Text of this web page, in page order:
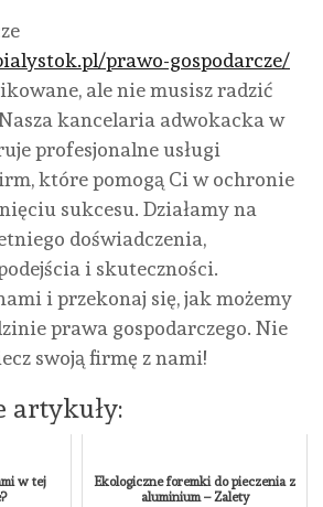
prawo-gospodarcze/
ale nie musisz radzić
kancelaria adwokacka w
profesjonalne usługi
które pomogą Ci w ochronie
sukcesu. Działamy na
doświadczenia,
i skuteczności.
i przekonaj się, jak możemy
prawa gospodarczego. Nie
swoją firmę z nami!
artykuły:
w tej
Ekologiczne foremki do pieczenia z
aluminium – Zalety